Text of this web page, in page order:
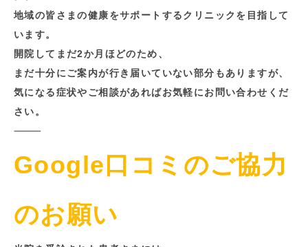
地域の皆さまの健康をサポートするクリニックを目指して
います。
開院してまだ2か月ほどのため、
まだ十分にご案内が行き届いていない部分もありますが、
気になる症状やご相談があればお気軽にお問い合わせくだ
さい。
⸻
Google口コミのご協力
のお願い